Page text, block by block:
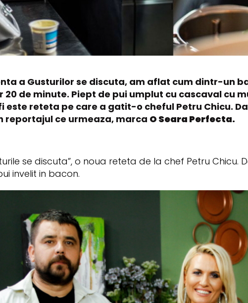
a Gusturilor se discuta, am aflat cum dintr-un
de minute. Piept de pui umplut cu cascaval cu
este reteta pe care a gatit-o cheful Petru Chicu.
reportajul ce urmeaza, marca O Seara Perfecta.
se discuta”, o noua reteta de la chef Petru
invelit in bacon.